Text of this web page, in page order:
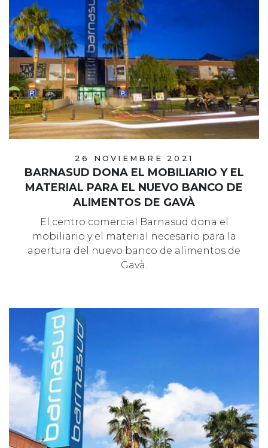
26 NOVIEMBRE 2021
BARNASUD DONA EL MOBILIARIO Y EL
MATERIAL PARA EL NUEVO BANCO DE
ALIMENTOS DE GAVÀ
El centro comercial Barnasud dona el
mobiliario y el material necesario para la
apertura del nuevo banco de alimentos de
Gavà.